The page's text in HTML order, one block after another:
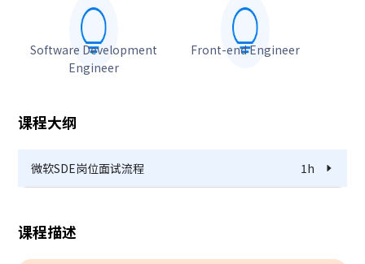
Software Development
Engineer
Front-end Engineer
课程大纲
微软SDE岗位面试流程 1h
课程描述